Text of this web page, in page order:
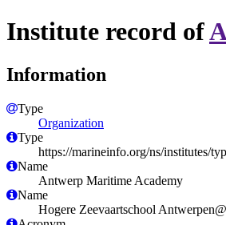
Institute record of
Information
Type
Organization
Type
https://marineinfo.org/ns/institutes/
Name
Antwerp Maritime Academy
Name
Hogere Zeevaartschool